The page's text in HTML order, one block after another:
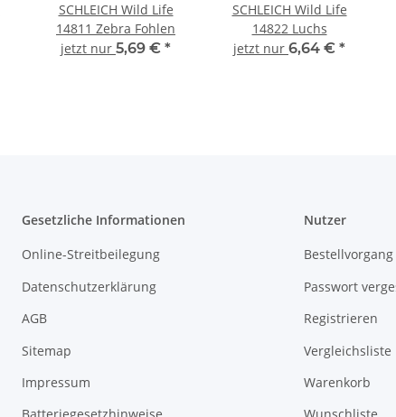
SCHLEICH Wild Life
14811 Zebra Fohlen
jetzt nur 5,69 € *
SCHLEICH Wild Life
14822 Luchs
jetzt nur 6,64 € *
Gesetzliche Informationen
Online-Streitbeilegung
Datenschutzerklärung
AGB
Sitemap
Impressum
Nutzer
Bestellvorgang
Passwort
Registrieren
Vergleichsliste
Warenkorb